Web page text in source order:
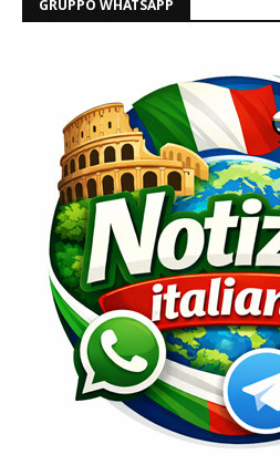
GRUPPO WHATSAPP